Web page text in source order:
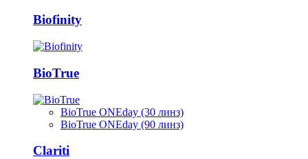
Biofinity
BioTrue
BioTrue ONEday (30 линз)
BioTrue ONEday (90 линз)
Clariti